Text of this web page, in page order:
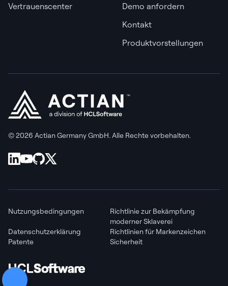
Vertrauenscenter
Demo anfordern
Kontakt
Produktvorstellungen
© 2026 Actian Germany GmbH. Alle Rechte vorbehalten.
Nutzungsbedingungen
Richtlinie zur Bekämpfung
moderner Sklaverei
Datenschutzerklärung
Richtlinien für Markenzeichen
Patente
Sicherheit